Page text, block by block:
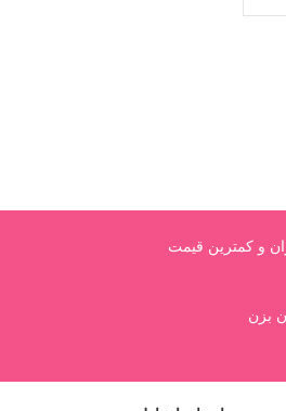
و کمترین قیمت
بزن